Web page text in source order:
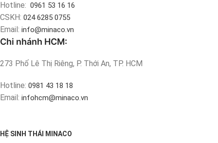
Hotline: 0961 53 16 16
CSKH: 024 6285 0755
Email: info@minaco.vn
Chi nhánh HCM:
273 Phố Lê Thị Riêng, P. Thới An, TP. HCM
Hotline: 0981 43 18 18
Email: infohcm@minaco.vn
HỆ SINH THÁI MINACO